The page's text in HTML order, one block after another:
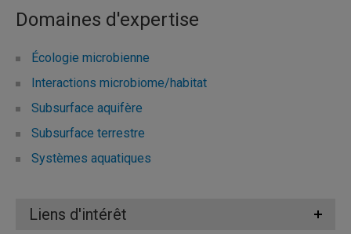
Domaines d'expertise
Écologie microbienne
Interactions microbiome/habitat
Subsurface aquifère
Subsurface terrestre
Systèmes aquatiques
Liens d'intérêt